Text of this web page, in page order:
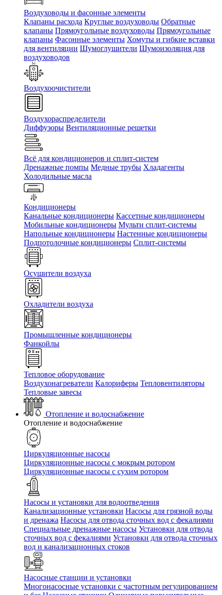
Воздуховоды и фасонные элементы
Клапаны расхода Круглые воздуховоды Обратные
клапаны Прямоугольные воздуховоды Прямоугольные
клапаны Фасонные элементы Хомуты и гибкие вставки
для вентиляции Шумоглушители Шумоизоляция для
воздуховодов
Воздухоочистители
Воздухораспределители
Диффузоры Вентиляционные решетки
Всё для кондиционеров и сплит-систем
Дренажные помпы Медные трубы Хладагенты
Холодильные масла
Кондиционеры
Канальные кондиционеры Кассетные кондиционеры
Мобильные кондиционеры Мульти сплит-системы
Напольные кондиционеры Настенные кондиционеры
Подпотолочные кондиционеры Сплит-системы
Осушители воздуха
Охладители воздуха
Промышленные кондиционеры
Фанкойлы
Тепловое оборудование
Воздухонагреватели Калориферы Тепловентиляторы
Тепловые завесы
Отопление и водоснабжение
Отопление и водоснабжение
Циркуляционные насосы
Циркуляционные насосы с мокрым ротором
Циркуляционные насосы с сухим ротором
Насосы и установки для водоотведения
Канализационные установки Насосы для грязной воды
и дренажа Насосы для отвода сточных вод c фекалиями
Специальные дренажные насосы Установки для отвода
сточных вод c фекалиями Установки для отвода сточных
вод и канализационных стоков
Насосные станции и установки
Многонасосные установки с частотным регулированием